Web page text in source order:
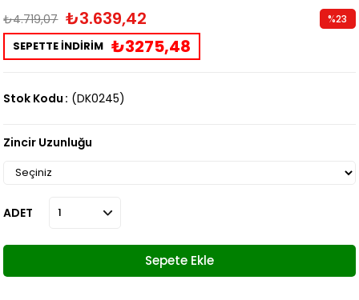
₺4.719,07 ₺3.639,42
SEPETTE İNDİRİM ₺3275,48
%23
Stok Kodu (DK0245)
Zincir Uzunluğu
ADET